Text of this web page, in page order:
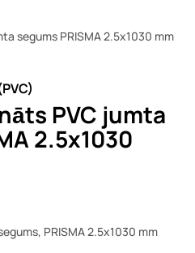
PVC jumta
2.5x1030